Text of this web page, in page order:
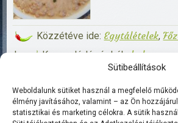
Sütibeállítások
Weboldalunk sütiket használ a megfelelő
élmény javításához, valamint – az Ön
statisztikai és marketing célokra. A sütik
Közzétéve ide: Egytálételek,
| Kapcsolódó címkék:
Regisztráltaknak
hozzá!